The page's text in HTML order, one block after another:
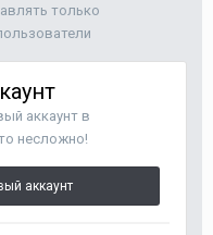
только
аккаунт в
несложно!
аккаунт